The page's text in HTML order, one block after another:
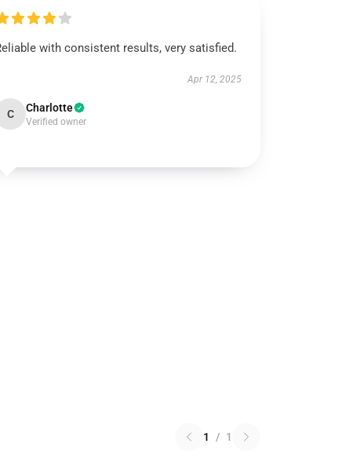
with consistent results, very satisfied.
Apr 12, 2025
C Charlotte
Verified owner
1 / 1